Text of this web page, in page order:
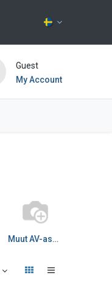
Guest
My Account
Muut AV-asennuskotelot